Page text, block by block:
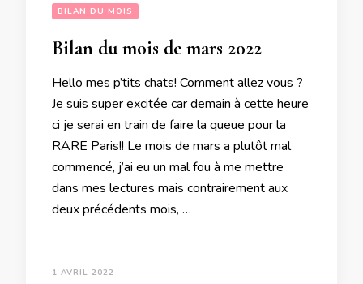
BILAN DU MOIS
Bilan du mois de mars 2022
Hello mes p’tits chats! Comment allez vous ?
Je suis super excitée car demain à cette heure
ci je serai en train de faire la queue pour la
RARE Paris!! Le mois de mars a plutôt mal
commencé, j’ai eu un mal fou à me mettre
dans mes lectures mais contrairement aux
deux précédents mois, …
1 AVRIL 2022